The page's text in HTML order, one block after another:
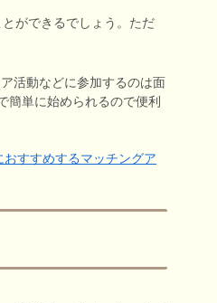
ができるでしょう。ただ
活動などに参加するのは面
簡単に始められるので便利
すすめするマッチングア